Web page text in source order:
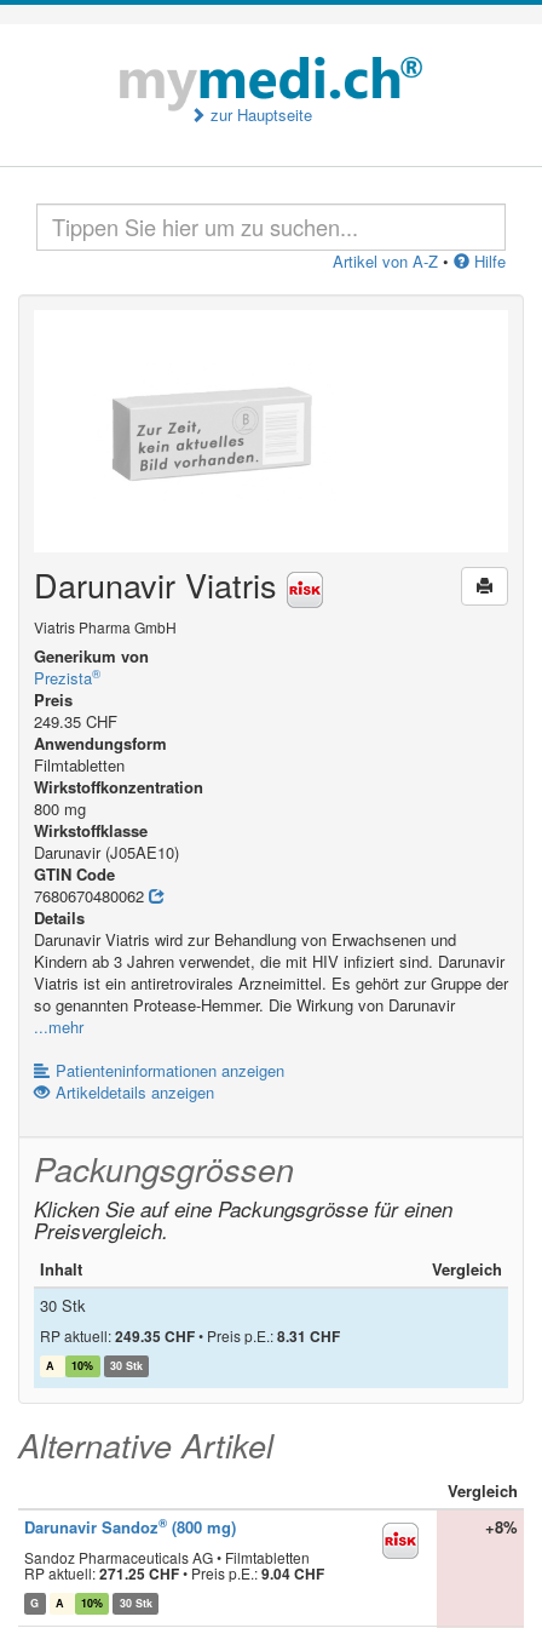
zur Hauptseite
Artikel von A-Z • Hilfe
Darunavir Viatris
Viatris Pharma GmbH
Generikum von
Prezista®
Preis
249.35 CHF
Anwendungsform
Filmtabletten
Wirkstoffkonzentration
800 mg
Wirkstoffklasse
Darunavir (J05AE10)
GTIN Code
7680670480062
Details
Darunavir Viatris wird zur Behandlung von Erwachsenen und
Kindern ab 3 Jahren verwendet, die mit HIV infiziert sind. Darunavir
Viatris ist ein antiretrovirales Arzneimittel. Es gehört zur Gruppe der
so genannten Protease-Hemmer. Die Wirkung von Darunavir
...mehr
Patienteninformationen anzeigen
Artikeldetails anzeigen
Packungsgrössen
Klicken Sie auf eine Packungsgrösse für einen
Preisvergleich.
Inhalt
Vergleich
30 Stk
RP aktuell:249.35 CHF• Preis p.E.:8.31 CHF
A 10% 30 Stk
Alternative Artikel
Vergleich
Darunavir Sandoz® (800 mg)
Sandoz Pharmaceuticals AG • Filmtabletten
RP aktuell:271.25 CHF• Preis p.E.:9.04 CHF
G A 10% 30 Stk
+8%